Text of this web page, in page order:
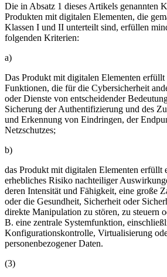
Die in Absatz 1 dieses Artikels genannten
Produkten mit digitalen Elementen, die
Klassen I und II unterteilt sind, erfüllen
folgenden Kriterien:
a)
Das Produkt mit digitalen Elementen
Funktionen, die für die Cybersicherheit
oder Dienste von entscheidender
Sicherung der Authentifizierung und des
und Erkennung von Eindringen, der
Netzschutzes;
b)
das Produkt mit digitalen Elementen erfüllt
erhebliches Risiko nachteiliger
deren Intensität und Fähigkeit, eine große
oder die Gesundheit, Sicherheit oder
direkte Manipulation zu stören, zu steuern
B. eine zentrale Systemfunktion,
Konfigurationskontrolle, Virtualisierung
personenbezogener Daten.
(3)